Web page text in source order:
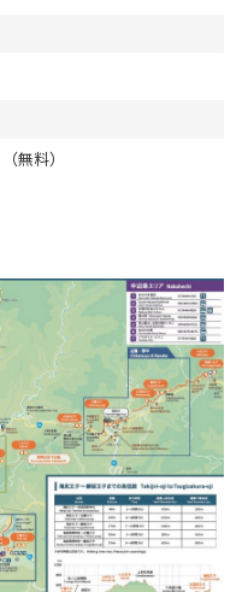
無料）